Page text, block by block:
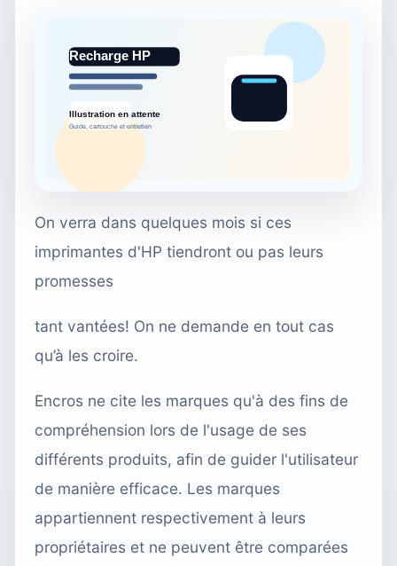
On verra dans quelques mois si ces
imprimantes d'HP tiendront ou pas leurs
promesses
tant vantées! On ne demande en tout cas
qu’à les croire.
Encros ne cite les marques qu'à des fins de
compréhension lors de l'usage de ses
différents produits, afin de guider l'utilisateur
de manière efficace. Les marques
appartiennent respectivement à leurs
propriétaires et ne peuvent être comparées